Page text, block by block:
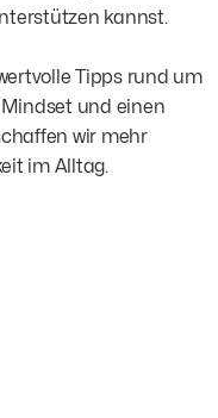
kannst.
Tipps rund um
und einen
wir mehr
im Alltag.